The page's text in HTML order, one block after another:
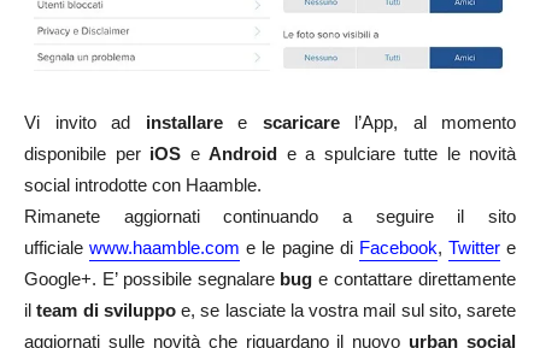
Vi invito ad installaree scaricarel’App, al momento
disponibile per iOS e Android e a spulciare tutte le novità
social introdotte con Haamble.
Rimanete aggiornati continuando a seguire il sito
ufficialewww.haamble.com e le pagine di Facebook, Twittere
Google+. E’ possibile segnalare bug e contattare direttamente
ilteam di sviluppoe, se lasciate la vostra mail sul sito, sarete
aggiornati sulle novità che riguardano il nuovo urban social